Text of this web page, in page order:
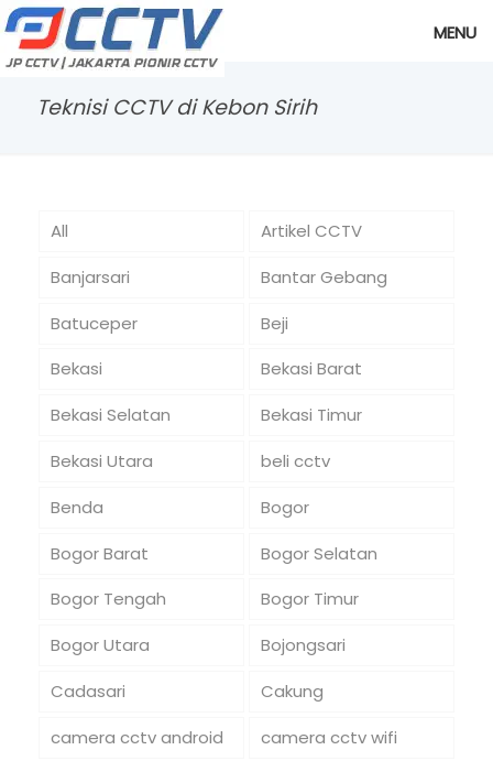
MENU
Teknisi CCTV di Kebon Sirih
All
Artikel CCTV
Banjarsari
Bantar Gebang
Batuceper
Beji
Bekasi
Bekasi Barat
Bekasi Selatan
Bekasi Timur
Bekasi Utara
beli cctv
Benda
Bogor
Bogor Barat
Bogor Selatan
Bogor Tengah
Bogor Timur
Bogor Utara
Bojongsari
Cadasari
Cakung
camera cctv android
camera cctv wifi